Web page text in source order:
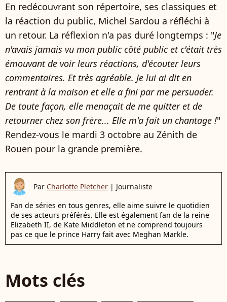
En redécouvrant son répertoire, ses classiques et
la réaction du public, Michel Sardou a réfléchi à
un retour. La réflexion n'a pas duré longtemps : "Je
n'avais jamais vu mon public côté public et c'était très
émouvant de voir leurs réactions, d'écouter leurs
commentaires. Et très agréable. Je lui ai dit en
rentrant à la maison et elle a fini par me persuader.
De toute façon, elle menaçait de me quitter et de
retourner chez son frère... Elle m'a fait un chantage !"
Rendez-vous le mardi 3 octobre au Zénith de
Rouen pour la grande première.
Par Charlotte Pletcher | Journaliste
Fan de séries en tous genres, elle aime suivre le quotidien
de ses acteurs préférés. Elle est également fan de la reine
Elizabeth II, de Kate Middleton et ne comprend toujours
pas ce que le prince Harry fait avec Meghan Markle.
Mots clés